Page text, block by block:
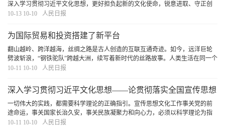
深入学习贯彻习近平文化思想，更好担负起新的文化使命，锐意进取、守正创
新、团结奋斗、扎实工作，一定能不断书写社会主义文化强国建设新篇章、不
10-13 10-10 人民日报
为国际贸易和投资搭建了新平台
翻山越岭、跨洋越海，丝绸之路是古人创造的互联互通奇迹。如今，远洋巨轮
劈波斩浪，“钢铁驼队”跨越大洲，续写着新时代的丝路故事。人类生活在同一个
地球村，越来越成为你中有我、我中有你的命运共同体。以共建“一带一路”合作
10-11 10-10 人民日报
深入学习贯彻习近平文化思想——论贯彻落实全国宣传思想
文化工作会议精神
一切伟大的实践，都需要科学理论的正确指引。宣传思想文化工作事关党的前
途命运，事关国家长治久安，事关民族凝聚力和向心力，必须以科学理论为指
导，加强理论思维，总结好、运用好党关于新时代文化建设的思想理论成果，
10-11 10-10 人民日报